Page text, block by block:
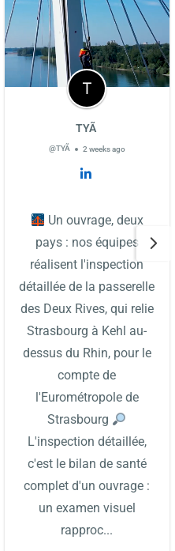
TYÃ
@TYÃ 2 weeks ago
Un ouvrage, deux
pays : nos équipes
réalisent l'inspection
détaillée de la passerelle
des Deux Rives, qui relie
Strasbourg à Kehl au-
dessus du Rhin, pour le
compte de
l'Eurométropole de
Strasbourg
L'inspection détaillée,
c'est le bilan de santé
complet d'un ouvrage :
un examen visuel
rapproc...